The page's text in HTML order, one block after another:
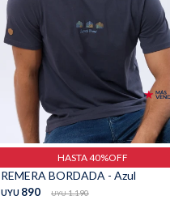
Talle
HASTA 40%OFF
REMERA BORDADA - Azul
UYU 890 UYU 1.190